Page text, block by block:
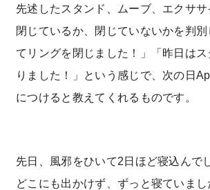
先述したスタンド、ムーブ、エクサ
閉じているか、閉じていないかを判
てリングを閉じました！」「昨日は
りました！」という感じで、次の日
につけると教えてくれるものです。
先日、風邪をひいて2日ほど寝込んで
どこにも出かけず、ずっと寝ていま